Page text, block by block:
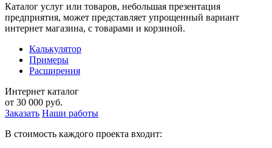
Каталог услуг или товаров, небольшая презентация
предприятия, может представляет упрощенный вариант
интернет магазина, с товарами и корзиной.
Калькулятор
Примеры
Расширения
Интернет каталог
от 30 000 руб.
Заказать Наши работы
В стоимость каждого проекта входит: